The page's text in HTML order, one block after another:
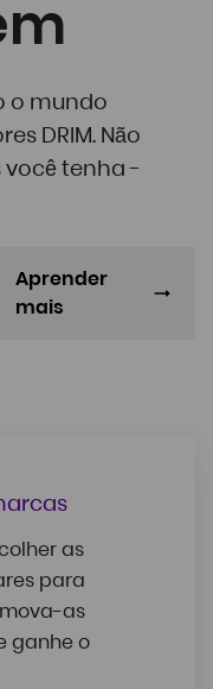
o mundo
DRIM. Não
tenha -
Aprender
mais
as
para
as
ganhe o